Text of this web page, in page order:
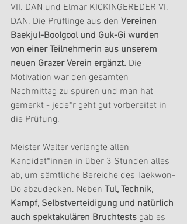
VII. DAN und Elmar KICKINGEREDER VI.
DAN. Die Prüflinge aus den Vereinen
Baekjul-Boolgool und Guk-Gi wurden
von einer Teilnehmerin aus unserem
neuen Grazer Verein ergänzt. Die
Motivation war den gesamten
Nachmittag zu spüren und man hat
gemerkt - jede*r geht gut vorbereitet in
die Prüfung.
Meister Walter verlangte allen
Kandidat*innen in über 3 Stunden alles
ab, um sämtliche Bereiche des Taekwon-
Do abzudecken. Neben Tul, Technik,
Kampf, Selbstverteidigung und natürlich
auch spektakulären Bruchtests gab es